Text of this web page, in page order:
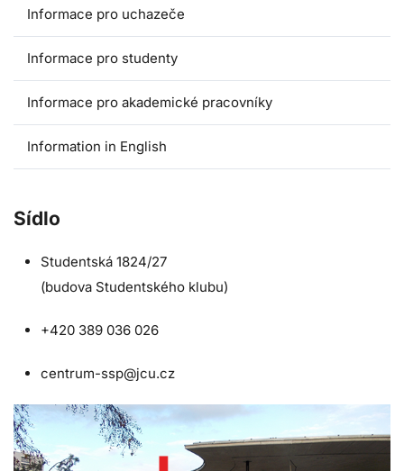
Informace pro uchazeče
Informace pro studenty
Informace pro akademické pracovníky
Information in English
Sídlo
Studentská 1824/27
(budova Studentského klubu)
+420 389 036 026
centrum-ssp@jcu.cz